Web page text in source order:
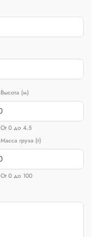
Высота (м)
От 0 до 4.5
Масса груза (т)
От 0 до 100